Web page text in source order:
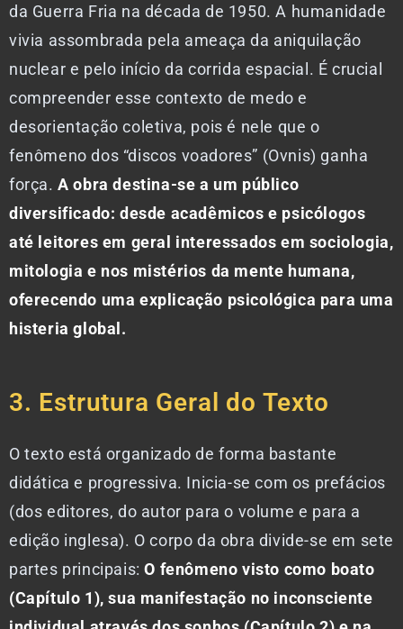
da Guerra Fria na década de 1950. A humanidade
vivia assombrada pela ameaça da aniquilação
nuclear e pelo início da corrida espacial. É crucial
compreender esse contexto de medo e
desorientação coletiva, pois é nele que o
fenômeno dos “discos voadores” (Ovnis) ganha
força.A obra destina-se a um público
diversificado: desde acadêmicos e psicólogos
até leitores em geral interessados em sociologia,
mitologia e nos mistérios da mente humana,
oferecendo uma explicação psicológica para uma
histeria global.
3. Estrutura Geral do Texto
O texto está organizado de forma bastante
didática e progressiva. Inicia-se com os prefácios
(dos editores, do autor para o volume e para a
edição inglesa). O corpo da obra divide-se em sete
partes principais:O fenômeno visto como boato
(Capítulo 1), sua manifestação no inconsciente